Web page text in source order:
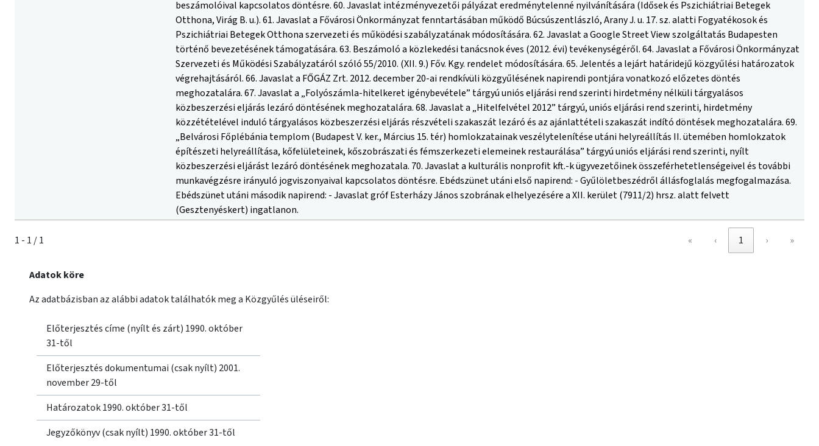
1 - 1 / 1 « ‹ 1 › »
Adatok köre
Az adatbázisban az alábbi adatok találhatók meg a Közgyűlés üléseiről:
Előterjesztés címe (nyílt és zárt) 1990. október
31-től
Előterjesztés dokumentumai (csak nyílt) 2001.
november 29-től
Határozatok 1990. október 31-től
Jegyzőkönyv (csak nyílt) 1990. október 31-től